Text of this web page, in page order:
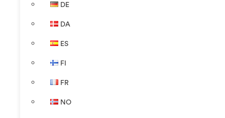
DE
DA
ES
FI
FR
NO